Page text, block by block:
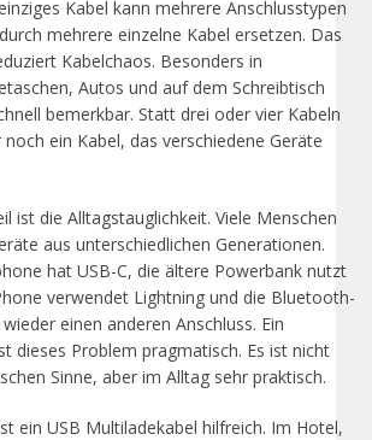
Kabel kann mehrere Anschlusstypen
mehrere einzelne Kabel ersetzen. Das
Kabelchaos. Besonders in
Autos und auf dem Schreibtisch
bemerkbar. Statt drei oder vier Kabeln
ein Kabel, das verschiedene Geräte
ist die Alltagstauglichkeit. Viele Menschen
aus unterschiedlichen Generationen.
hat USB-C, die ältere Powerbank nutzt
verwendet Lightning und die Bluetooth-
einen anderen Anschluss. Ein
dieses Problem pragmatisch. Es ist nicht
Sinne, aber im Alltag sehr praktisch.
ein USB Multiladekabel hilfreich. Im Hotel,